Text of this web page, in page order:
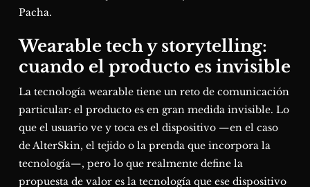
Pacha.
Wearable tech y storytelling:
cuando el producto es invisible
La tecnología wearable tiene un reto de comunicación
particular: el producto es en gran medida invisible. Lo
que el usuario ve y toca es el dispositivo —en el caso
de AlterSkin, el tejido o la prenda que incorpora la
tecnología—, pero lo que realmente define la
propuesta de valor es la tecnología que ese dispositivo